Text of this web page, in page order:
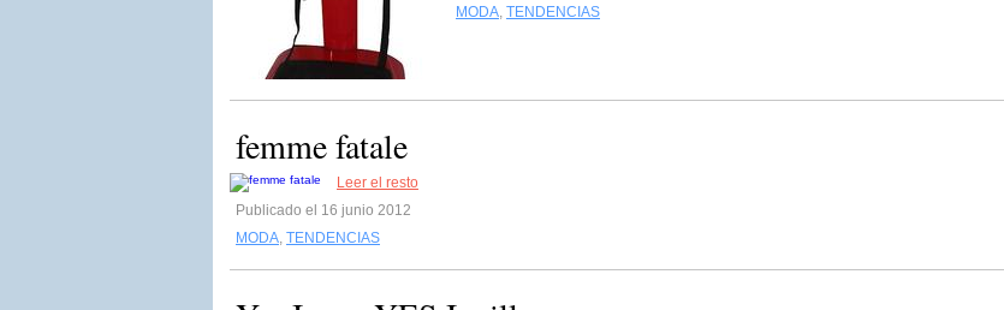
MODA, TENDENCIAS
femme fatale
Leer el resto
Publicado el 16 junio 2012
MODA, TENDENCIAS